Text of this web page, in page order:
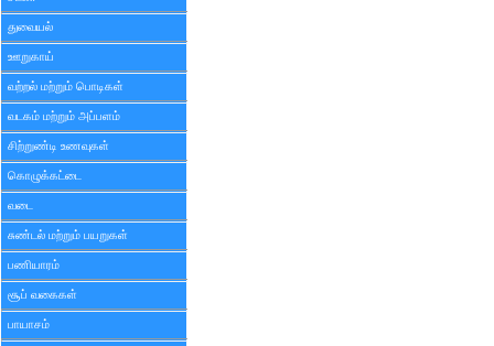
துவையல்
ஊறுகாய்
வற்றல் மற்றும் பொடிகள்
வடகம் மற்றும் அப்பளம்
சிற்றுண்டி உணவுகள்
கொழுக்கட்டை
வடை
சுண்டல் மற்றும் பயறுகள்
பணியாரம்
சூப் வகைகள்
பாயாசம்